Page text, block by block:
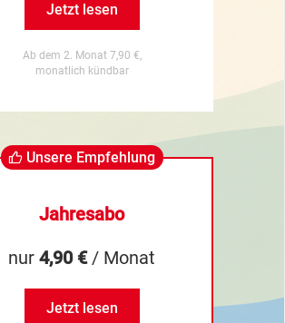
Jetzt lesen
Ab dem 2. Monat 7,90 €,
monatlich kündbar
Unsere Empfehlung
Jahresabo
nur 4,90 €/ Monat
Jetzt lesen